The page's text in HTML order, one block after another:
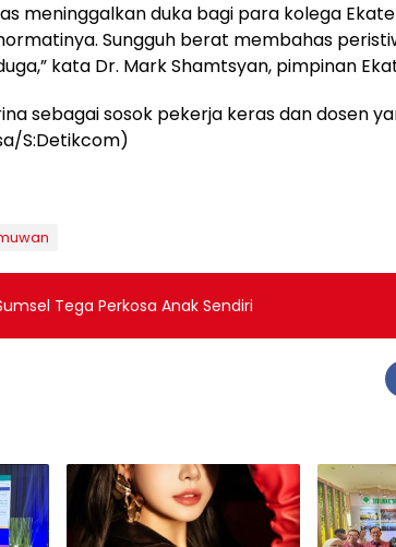
meninggalkan duka bagi para kolega
Sungguh berat membahas
kata Dr. Mark Shamtsyan, pimpinan
sebagai sosok pekerja keras dan dosen
S:Detikcom)
Tega Perkosa Anak Sendiri